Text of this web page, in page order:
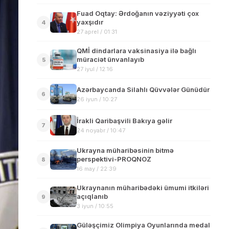
4
Fuad Oqtay: Ərdoğanın vəziyyəti çox
yaxşıdır
27 aprel / 01:31
5
QMİ dindarlara vaksinasiya ilə bağlı
müraciət ünvanlayıb
27 iyul / 12:16
6
Azərbaycanda Silahlı Qüvvələr Günüdür
26 iyun / 10:27
7
İrakli Qaribaşvili Bakıya gəlir
24 noyabr / 10:47
8
Ukrayna müharibəsinin bitmə
perspektivi-PROQNOZ
16 may / 22:39
9
Ukraynanın müharibədəki ümumi itkiləri
açıqlanıb
3 iyun / 10:55
Güləşçimiz Olimpiya Oyunlarında medal